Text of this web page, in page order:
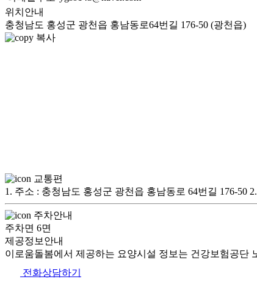
위치안내
충청남도 홍성군 광천읍 홍남동로64번길 176-50 (광천읍)
복사
교통편
1. 주소 : 충청남도 홍성군 광천읍 홍남동로 64번길 176-
주차안내
주차면 6면
제공정보안내
이로움돌봄에서 제공하는 요양시설 정보는 건강보험공단
전화상담하기